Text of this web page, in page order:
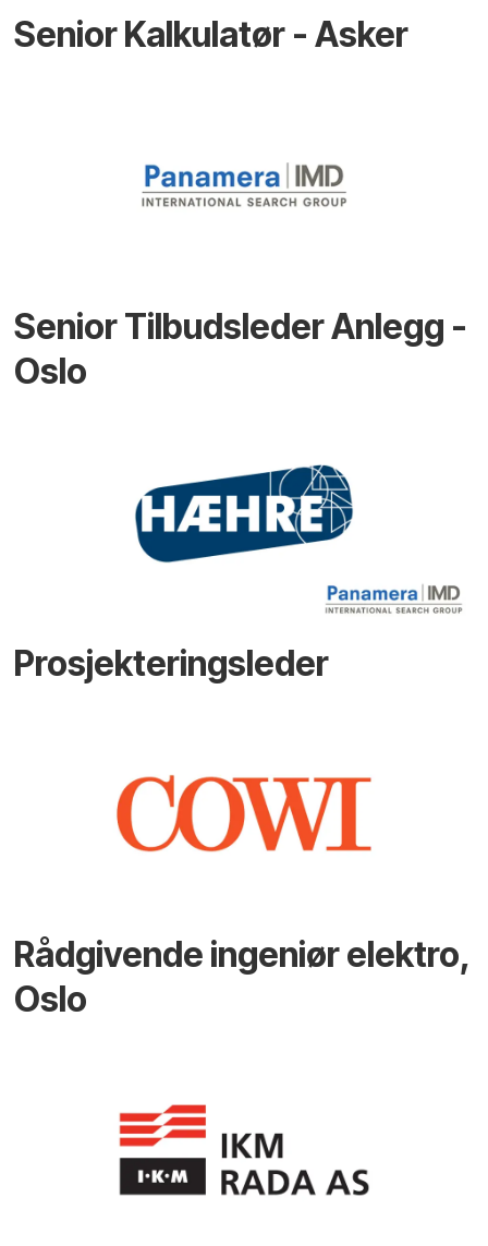
Senior Kalkulatør - Asker
Senior Tilbudsleder Anlegg -
Oslo
Prosjekteringsleder
Rådgivende ingeniør elektro,
Oslo